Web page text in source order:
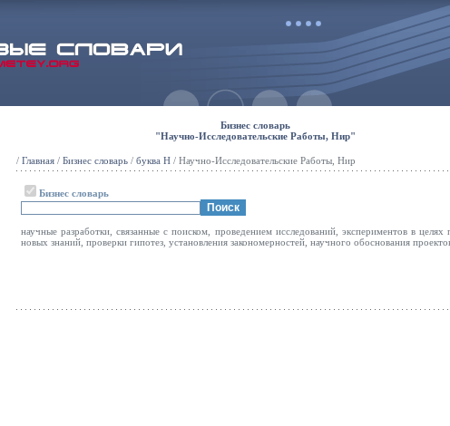
Бизнес словарь
"Научно-Исследовательские Работы, Нир"
/ Главная / Бизнес словарь / буква Н / Научно-Исследовательские Работы, Нир
Бизнес словарь
научные разработки, связанные с поиском, проведением исследований, экспериментов в целях
новых знаний, проверки гипотез, установления закономерностей, научного обоснования